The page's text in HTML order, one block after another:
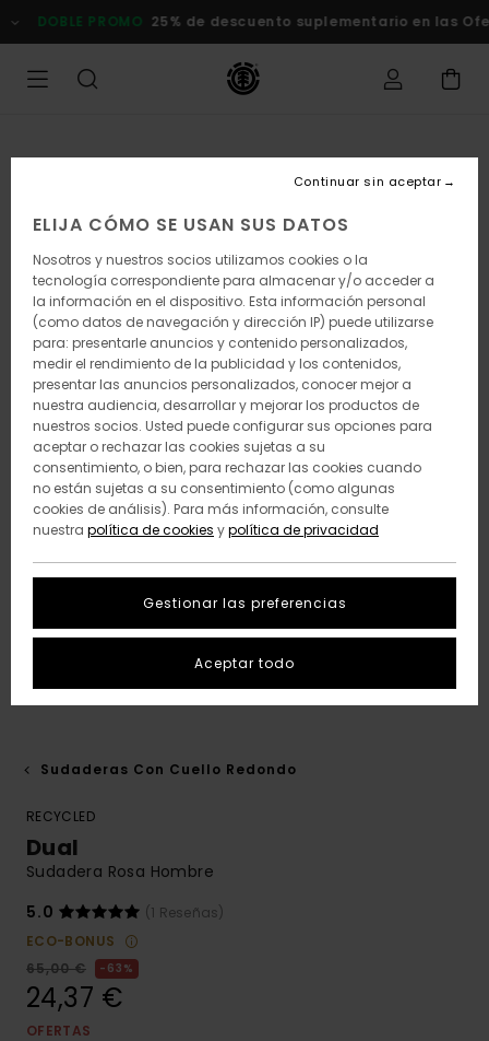
la
DOBLE PROMO 25% de descuento suplementario en las
Sudaderas Con Cuello Redondo
RECYCLED
Dual
Sudadera Rosa Hombre
5.0
(1 Reseñas)
ECO-BONUS
65,00 €
63%
24,37 €
OFERTAS
ELIJA CÓMO SE USAN SUS DATOS
Nosotros y nuestros socios utilizamos cookies o la
tecnología correspondiente para almacenar y/o acceder a
la información en el dispositivo. Esta información personal
(como datos de navegación y dirección IP) puede utilizarse
para: presentarle anuncios y contenido personalizados,
medir el rendimiento de la publicidad y los contenidos,
presentar las anuncios personalizados, conocer mejor a
nuestra audiencia, desarrollar y mejorar los productos de
nuestros socios. Usted puede configurar sus opciones para
aceptar o rechazar las cookies sujetas a su
consentimiento, o bien, para rechazar las cookies cuando
no están sujetas a su consentimiento (como algunas
cookies de análisis). Para más información, consulte
nuestra política de cookies ypolítica de privacidad
Gestionar las preferencias
Continuar sin aceptar
Aceptar todo